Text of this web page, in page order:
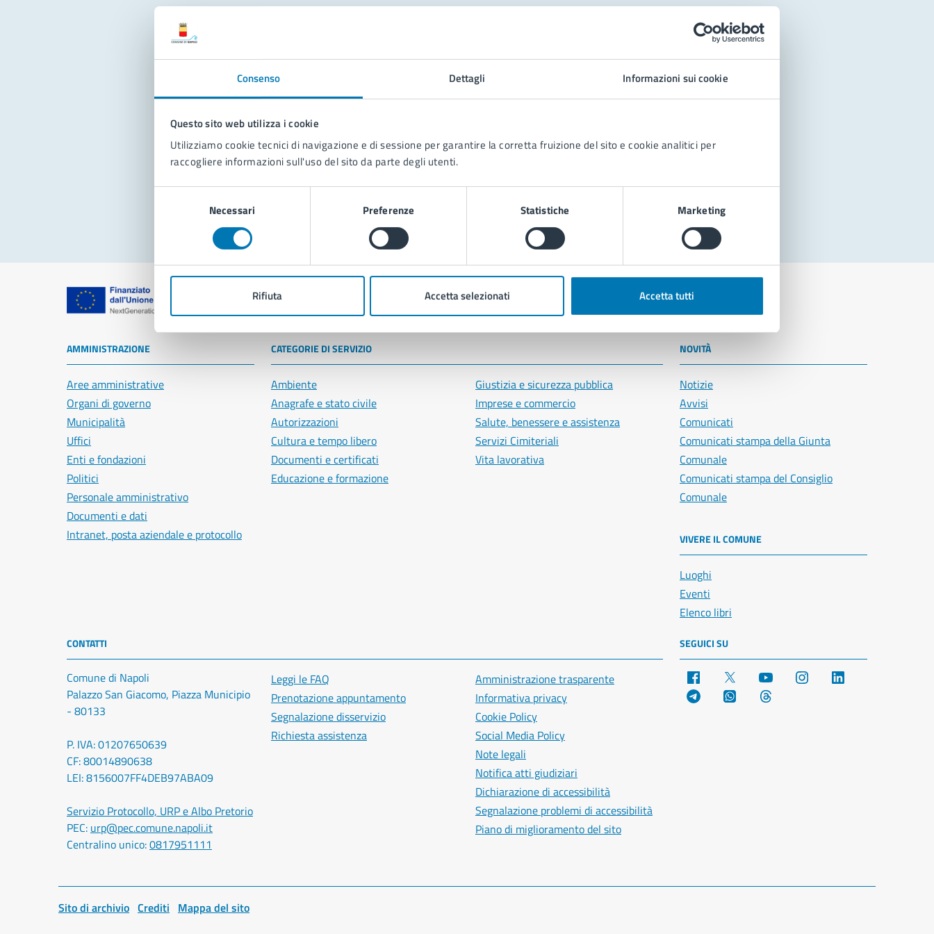
Consenso Dettagli Informazioni sui cookie
Questo sito web utilizza i cookie
Utilizziamo cookie tecnici di navigazione e di sessione per garantire la corretta fruizione del sito e cookie analitici per
raccogliere informazioni sull'uso del sito da parte degli utenti.
Necessari Preferenze Statistiche Marketing
Rifiuta Accetta selezionati Accetta tutti
Problemi in città
Segnala disservizio
Comune di Napoli
AMMINISTRAZIONE
Aree amministrative
Organi di governo
Municipalità
Uffici
Enti e fondazioni
Politici
Personale amministrativo
Documenti e dati
Intranet, posta aziendale e protocollo
CATEGORIE DI SERVIZIO
Ambiente
Anagrafe e stato civile
Autorizzazioni
Cultura e tempo libero
Documenti e certificati
Educazione e formazione
Giustizia e sicurezza pubblica
Imprese e commercio
Salute, benessere e assistenza
Servizi Cimiteriali
Vita lavorativa
NOVITÀ
Notizie
Avvisi
Comunicati
Comunicati stampa della Giunta
Comunale
Comunicati stampa del Consiglio
Comunale
VIVERE IL COMUNE
Luoghi
Eventi
Elenco libri
CONTATTI
Comune di Napoli
Palazzo San Giacomo, Piazza Municipio
- 80133
P. IVA: 01207650639
CF: 80014890638
LEI: 8156007FF4DEB97ABA09
Servizio Protocollo, URP e Albo Pretorio
PEC: urp@pec.comune.napoli.it
Centralino unico:0817951111
Leggi le FAQ
Prenotazione appuntamento
Segnalazione disservizio
Richiesta assistenza
Amministrazione trasparente
Informativa privacy
Cookie Policy
Social Media Policy
Note legali
Notifica atti giudiziari
Dichiarazione di accessibilità
Segnalazione problemi di accessibilità
Piano di miglioramento del sito
SEGUICI SU
Facebook YouTube Instagram
Telegram WhatsApp
Sito di archivio Crediti Mappa del sito